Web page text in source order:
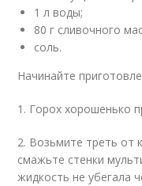
1 л воды;
80 г сливочного
соль.
Начинайте
1. Горох хорошенько
2. Возьмите треть от
смажьте стенки
жидкость не убегала